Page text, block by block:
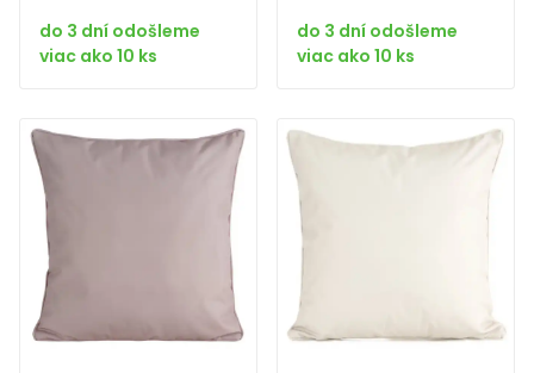
do 3 dní odošleme
viac ako 10 ks
do 3 dní odošleme
viac ako 10 ks